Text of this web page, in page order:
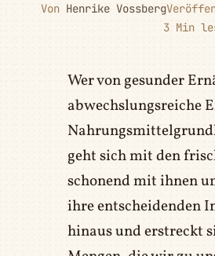
Von Henrike Vossberg
3 Min
Wer von gesunder
abwechslungsreiche
geht sich mit den
schonend mit ihnen
ihre entscheidenden
hinaus und erstreckt